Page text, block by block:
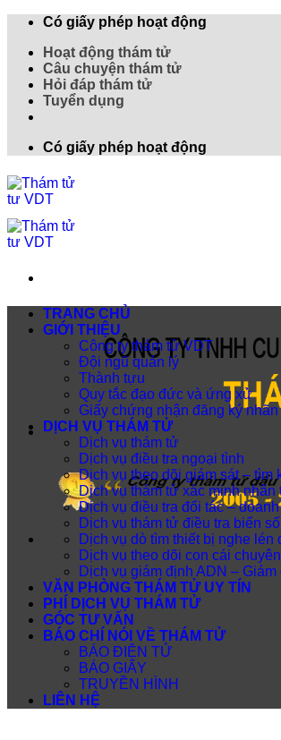
Có giấy phép hoạt động
Hoạt động thám tử
Câu chuyện thám tử
Hỏi đáp thám tử
Tuyển dụng
Có giấy phép hoạt động
TRANG CHỦ
GIỚI THIỆU
Công ty thám tử VDT
Đội ngũ quản lý
Thành tựu
Quy tắc đạo đức và ứng xử
Giấy chứng nhận đăng ký nhãn
DỊCH VỤ THÁM TỬ
Dịch vụ thám tử
Dịch vụ điều tra ngoại tình
Dịch vụ theo dõi giám sát – tìm
Dịch vụ thám tử xác minh nhân
Dịch vụ điều tra đối tác –
Dịch vụ thám tử điều tra biển
Dịch vụ dò tìm thiết bị nghe lén
Dịch vụ theo dõi con cái
Dịch vụ giám định ADN –
VĂN PHÒNG THÁM TỬ UY TÍN
PHÍ DỊCH VỤ THÁM TỬ
GÓC TƯ VẤN
BÁO CHÍ NÓI VỀ THÁM TỬ
BÁO ĐIỆN TỬ
BÁO GIẤY
TRUYỀN HÌNH
LIÊN HỆ